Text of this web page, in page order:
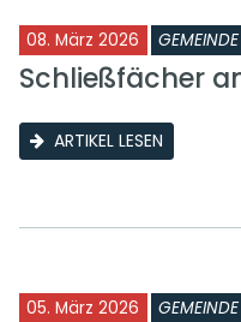
08. März 2026 GEMEINDE
Schließfächer
ARTIKEL LESEN
05. März 2026 GEMEINDE